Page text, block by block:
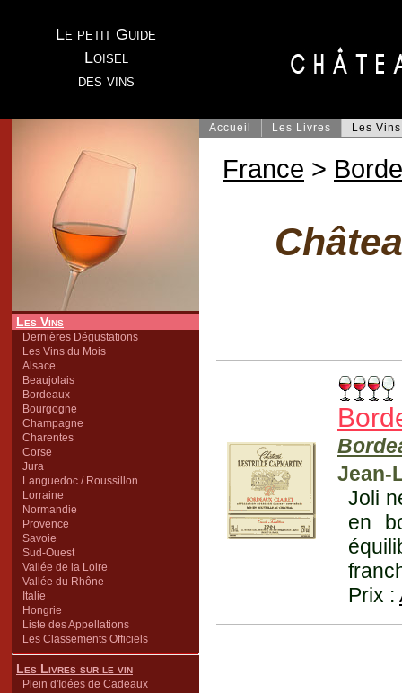
Le petit Guide
Loisel
des vins
Les Vins
Dernières Dégustations
Les Vins du Mois
Alsace
Beaujolais
Bordeaux
Bourgogne
Champagne
Charentes
Corse
Jura
Languedoc / Roussillon
Lorraine
Normandie
Provence
Savoie
Sud-Ouest
Vallée de la Loire
Vallée du Rhône
Italie
Hongrie
Liste des Appellations
Les Classements Officiels
Les Livres sur le vin
Plein d'Idées de Cadeaux
Accueil Les Livres Les Vins
France >
Jean-
Joli
en
Prix :